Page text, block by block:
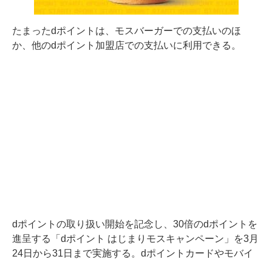
たまったdポイントは、モスバーガーでの支払いのほ
か、他のdポイント加盟店での支払いに利用できる。
dポイントの取り扱い開始を記念し、30倍のdポイントを
進呈する「dポイント はじまりモスキャンペーン」を3月
24日から31日まで実施する。dポイントカードやモバイ